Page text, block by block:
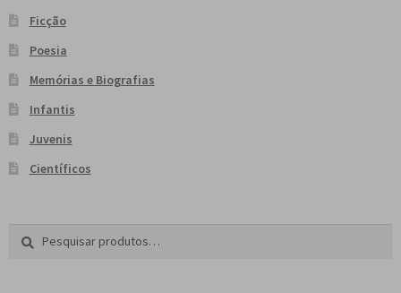
Ficção
Poesia
Memórias e Biografias
Infantis
Juvenis
Científicos
Pesquisar